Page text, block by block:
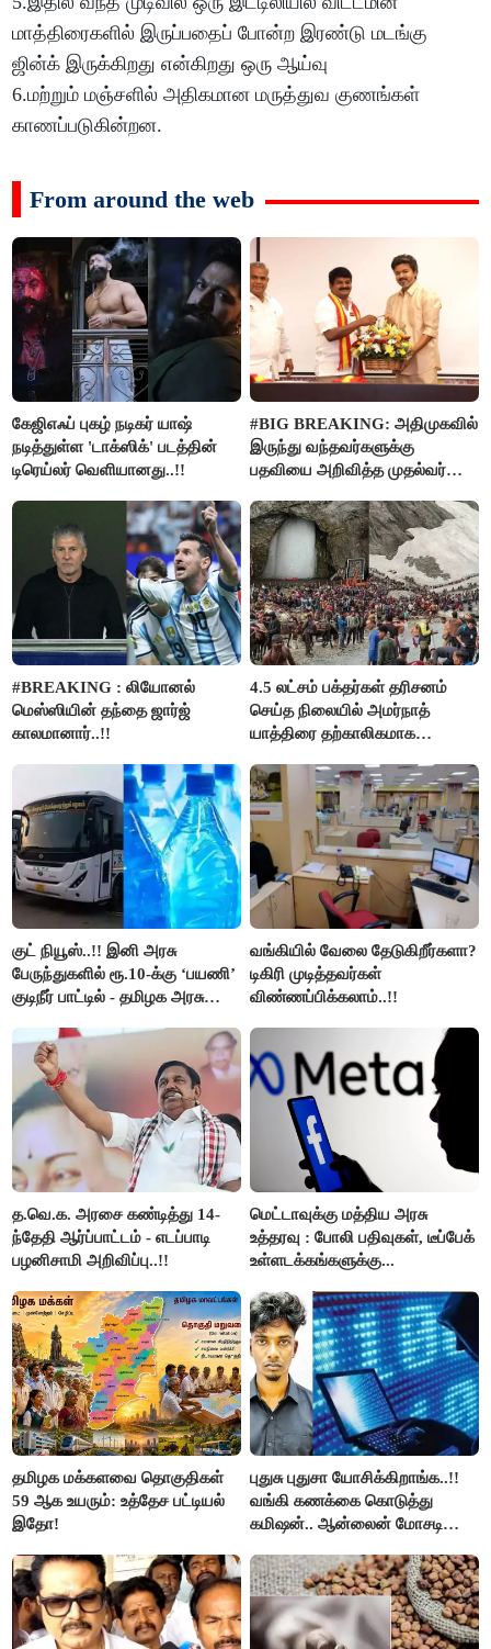
மாத்திரைகளில் இருப்பதைப் போன்ற இரண்டு மடங்கு
ஜின்க் இருக்கிறது என்கிறது ஒரு ஆய்வு
6.மற்றும் மஞ்சளில் அதிகமான மருத்துவ குணங்கள்
காணப்படுகின்றன.
From around the web
கேஜிஎஃப் புகழ் நடிகர் யாஷ்
நடித்துள்ள 'டாக்‌ஸிக்' படத்தின்
டிரெய்லர் வெளியானது..!!
#BIG BREAKING: அதிமுகவில்
இருந்து வந்தவர்களுக்கு
பதவியை அறிவித்த முதல்வர்
#BREAKING : லியோனல்
மெஸ்ஸியின் தந்தை ஜார்ஜ்
காலமானார்..!!
4.5 லட்சம் பக்தர்கள் தரிசனம்
செய்த நிலையில் அமர்நாத்
யாத்திரை தற்காலிகமாக
குட் நியூஸ்..!! இனி அரசு
பேருந்துகளில் ரூ.10-க்கு ‘பயணி’
குடிநீர் பாட்டில் - தமிழக அரசு
வங்கியில் வேலை தேடுகிறீர்களா?
டிகிரி முடித்தவர்கள்
விண்ணப்பிக்கலாம்..!!
த.வெ.க. அரசை கண்டித்து 14-
ந்தேதி ஆர்ப்பாட்டம் - எடப்பாடி
பழனிசாமி அறிவிப்பு..!!
மெட்டாவுக்கு மத்திய அரசு
உத்தரவு : போலி பதிவுகள், டீப்பேக்
உள்ளடக்கங்களுக்கு...
தமிழக மக்களவை தொகுதிகள்
59 ஆக உயரும்: உத்தேச பட்டியல்
இதோ!
புதுசு புதுசா யோசிக்கிறாங்க..!!
வங்கி கணக்கை கொடுத்து
கமிஷன்.. ஆன்லைன் மோசடி
கைது..!!